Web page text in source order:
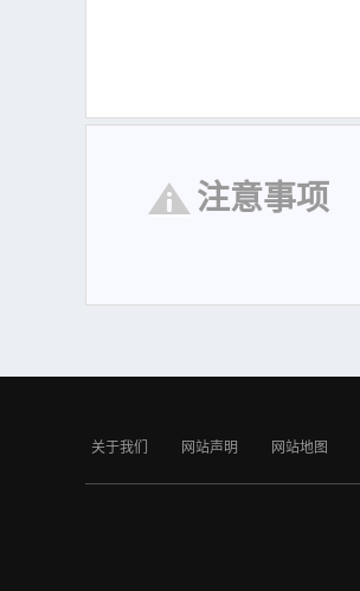
注意事项
关于我们 网站声明 网站地图